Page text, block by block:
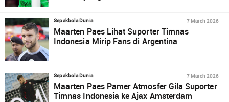
Sepakbola Dunia 7 March 2026
Maarten Paes Lihat Suporter Timnas
Indonesia Mirip Fans di Argentina
Sepakbola Dunia 7 March 2026
Maarten Paes Pamer Atmosfer Gila Suporter
Timnas Indonesia ke Ajax Amsterdam